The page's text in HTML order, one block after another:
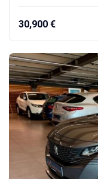
30,900 €